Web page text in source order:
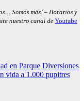
Somos más! – Horarios y
nuestro canal de Youtube
en Parque Diversiones
vida a 1.000 pupitres